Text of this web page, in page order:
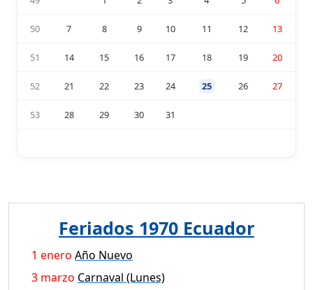
50 7 8 9 10 11 12 13
51 14 15 16 17 18 19 20
52 21 22 23 24 25 26 27
53 28 29 30 31
Feriados 1970 Ecuador
1 enero Año Nuevo
3 marzo Carnaval (Lunes)